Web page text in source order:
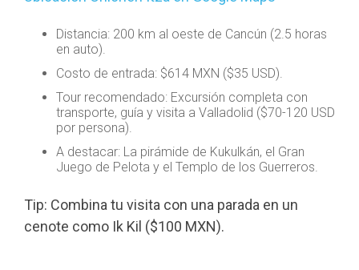
Distancia: 200 km al oeste de Cancún (2.5 horas
en auto).
Costo de entrada: $614 MXN ($35 USD).
Tour recomendado: Excursión completa con
transporte, guía y visita a Valladolid ($70-120 USD
por persona).
A destacar: La pirámide de Kukulkán, el Gran
Juego de Pelota y el Templo de los Guerreros.
Tip: Combina tu visita con una parada en un
cenote como Ik Kil ($100 MXN).